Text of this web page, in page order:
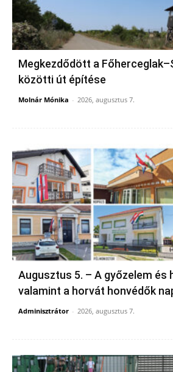
Megkezdődött a
közötti út építése
Molnár Mónika - 2026, augusztus 7.
Augusztus 5. – A győzelem és
valamint a horvát honvédők
Adminisztrátor - 2026, augusztus 7.